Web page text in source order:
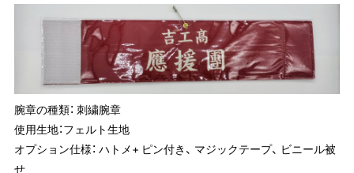
腕章の種類： 刺繍腕章
使用生地：フェルト生地
オプション仕様： ハトメ+ ピン付き、 マジックテープ、 ビニール被
せ